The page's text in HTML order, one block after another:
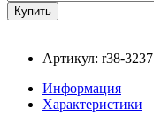
Артикул: r38-3237
Информация
Характеристики